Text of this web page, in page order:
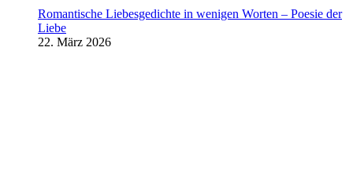
Romantische Liebesgedichte in wenigen Worten – Poesie der
Liebe
22. März 2026